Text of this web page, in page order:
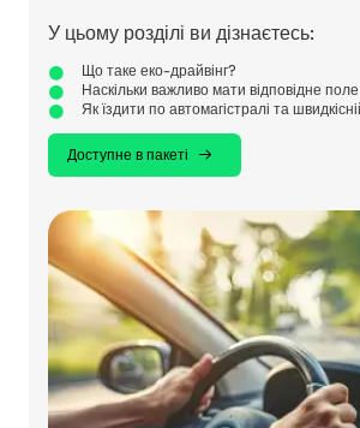
У цьому розділі ви дізнаєтесь:
Що таке еко-драйвінг?
Наскільки важливо мати відповідне
Як їздити по автомагістралі та
Доступне в пакеті